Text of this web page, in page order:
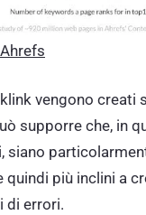
vengono creati
supporre che, in
siano
quindi più inclini a
di errori.